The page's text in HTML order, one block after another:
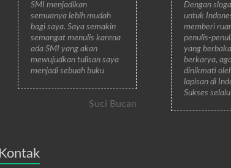
SMI menjadikan
semuanya lebih mudah
bagi saya. Saya semakin
semangat menulis karena
ada SMI yang akan
mewujudkan tulisan saya
menjadi sebuah buku
Suci Bucan
Kontak
Dengan
untuk
memberi
penulis-
yang
berkarya,
dinikmati
lapisan di
Sukses